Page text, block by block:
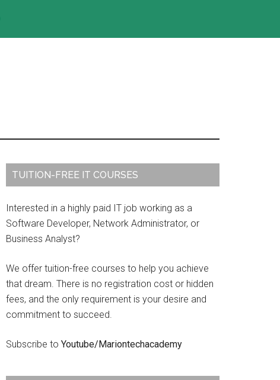
Primary
Sidebar
TUITION-FREE IT COURSES
Interested in a highly paid IT job working as a
Software Developer, Network Administrator, or
Business Analyst?
We offer tuition-free courses to help you achieve
that dream. There is no registration cost or hidden
fees, and the only requirement is your desire and
commitment to succeed.
Subscribe to Youtube/Mariontechacademy